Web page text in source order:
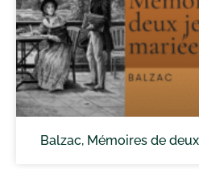
Balzac, Mémoires de